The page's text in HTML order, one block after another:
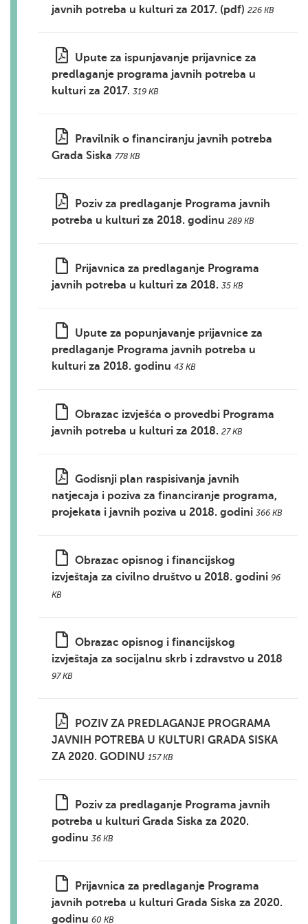
javnih potreba u kulturi za 2017. (pdf) 226 KB
Upute za ispunjavanje prijavnice za
predlaganje programa javnih potreba u
kulturi za 2017. 319 KB
Pravilnik o financiranju javnih potreba
Grada Siska 778 KB
Poziv za predlaganje Programa javnih
potreba u kulturi za 2018. godinu 289 KB
Prijavnica za predlaganje Programa
javnih potreba u kulturi za 2018. 35 KB
Upute za popunjavanje prijavnice za
predlaganje Programa javnih potreba u
kulturi za 2018. godinu 43 KB
Obrazac izvješća o provedbi Programa
javnih potreba u kulturi za 2018. 27 KB
Godisnji plan raspisivanja javnih
natjecaja i poziva za financiranje programa,
projekata i javnih poziva u 2018. godini 366 KB
Obrazac opisnog i financijskog
izvještaja za civilno društvo u 2018. godini 96
KB
Obrazac opisnog i financijskog
izvještaja za socijalnu skrb i zdravstvo u 2018
97 KB
POZIV ZA PREDLAGANJE PROGRAMA
JAVNIH POTREBA U KULTURI GRADA SISKA
ZA 2020. GODINU 157 KB
Poziv za predlaganje Programa javnih
potreba u kulturi Grada Siska za 2020.
godinu 36 KB
Prijavnica za predlaganje Programa
javnih potreba u kulturi Grada Siska za 2020.
godinu 60 KB